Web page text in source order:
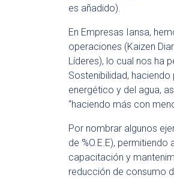
es añadido).
En Empresas Iansa,
operaciones (Kaizen
Líderes), lo cual nos ha
Sostenibilidad,
energético y del agua,
“haciendo más con
Por nombrar algunos
de %O.E.E),
capacitación y
reducción de consumo